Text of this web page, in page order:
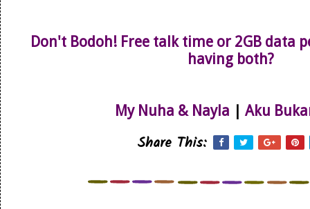
Don't Bodoh! Free talk time or 2GB data
having both?
My Nuha & Nayla | Aku
Share This: